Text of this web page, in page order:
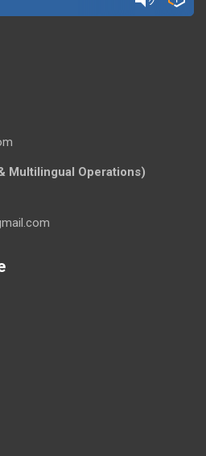
Multilingual Operations)